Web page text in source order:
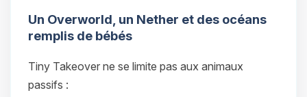
Un Overworld, un Nether et des océans
remplis de bébés
Tiny Takeover ne se limite pas aux animaux
passifs :